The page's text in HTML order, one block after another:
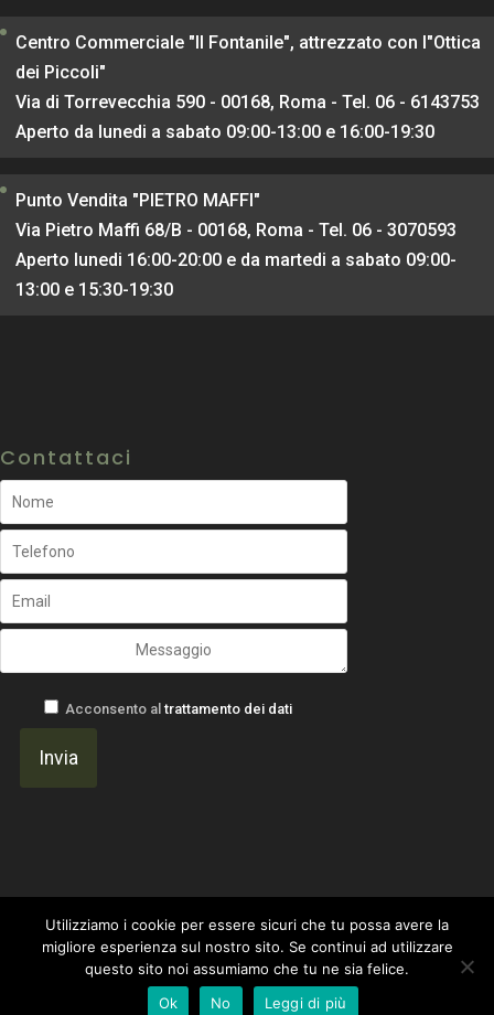
Centro Commerciale "Il Fontanile", attrezzato con l"Ottica
dei Piccoli"
Via di Torrevecchia 590 - 00168, Roma - Tel. 06 - 6143753
Aperto da lunedi a sabato 09:00-13:00 e 16:00-19:30
Punto Vendita "PIETRO MAFFI"
Via Pietro Maffi 68/B - 00168, Roma - Tel. 06 - 3070593
Aperto lunedi 16:00-20:00 e da martedi a sabato 09:00-
13:00 e 15:30-19:30
Contattaci
Acconsento al trattamento dei dati
Un progetto di Gavilab Web Agency ~ I Marinai del Web|
Privacy Policy
OtticaFava - IT04824101002
Utilizziamo i cookie per essere sicuri che tu possa avere la
migliore esperienza sul nostro sito. Se continui ad utilizzare
questo sito noi assumiamo che tu ne sia felice.
Ok
No Leggi di più